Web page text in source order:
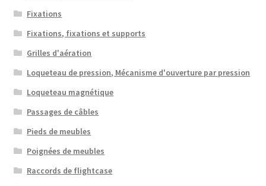
Fixations
Fixations, fixations et supports
Grilles d'aération
Loqueteau de pression, Mécanisme d'ouverture par pression
Loqueteau magnétique
Passages de câbles
Pieds de meubles
Poignées de meubles
Raccords de flightcase